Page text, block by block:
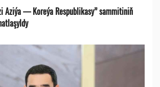
Aziýa — Koreýa Respublikasy” sammitiniň